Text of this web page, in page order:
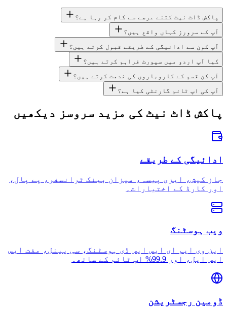
پاکش ڈاٹ نیٹ کتنے عرصے سے کام کر رہا ہے؟
آپ کے سرورز کہاں واقع ہیں؟
آپ کون سے ادائیگی کے طریقے قبول کرتے ہیں؟
کیا آپ اردو میں سپورٹ فراہم کرتے ہیں؟
آپ کن قسم کے کاروباروں کی خدمت کرتے ہیں؟
آپ کی اپ ٹائم گارنٹی کیا ہے؟
پاکش ڈاٹ نیٹ کی مزید سروسز دیکھیں
ادائیگی کے طریقے
جاز کیش، ایزی پیسہ، میزان بینک ٹرانسفر، پے پال،
اور کارڈ کے اختیارات۔
ویب ہوسٹنگ
این وی ایم ای ایس ایس ڈی ہوسٹنگ، سی پینل، مفت ایس
ایس ایل، اور 99.9% اپ ٹائم کے ساتھ۔
ڈومین رجسٹریشن